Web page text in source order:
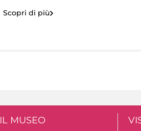
Scopri di più
IL MUSEO